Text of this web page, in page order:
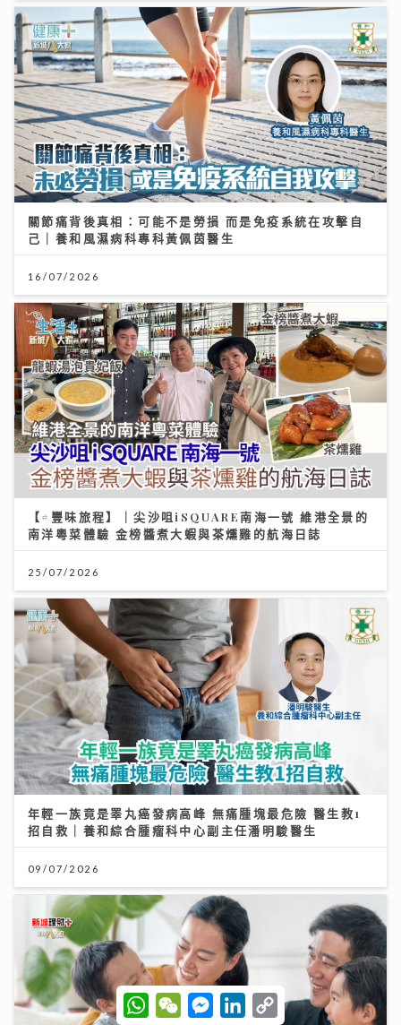
關節痛背後真相：可能不是勞損 而是免疫系統在攻擊自
己｜養和風濕病科專科黃佩茵醫生
16/07/2026
【#豐味旅程】｜尖沙咀iSQUARE南海一號 維港全景的
南洋粵菜體驗 金榜醬煮大蝦與茶燻雞的航海日誌
25/07/2026
年輕一族竟是睪丸癌發病高峰 無痛腫塊最危險 醫生教1
招自救｜養和綜合腫瘤科中心副主任潘明駿醫生
09/07/2026
W
h
W
e
M
e
L
C
o